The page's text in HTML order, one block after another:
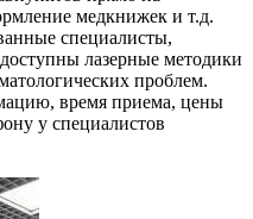
медкнижек и т.д.
специалисты,
лазерные методики
проблем.
время приема, цены
у специалистов